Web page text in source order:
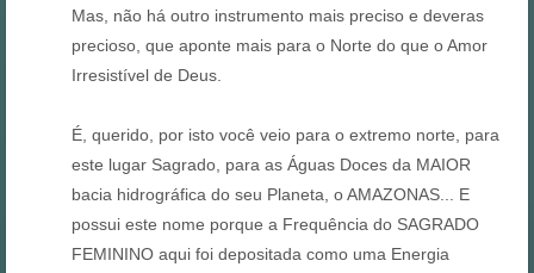
Mas, não há outro instrumento mais preciso e deveras
precioso, que aponte mais para o Norte do que o Amor
Irresistível de Deus.
É, querido, por isto você veio para o extremo norte, para
este lugar Sagrado, para as Águas Doces da MAIOR
bacia hidrográfica do seu Planeta, o AMAZONAS... E
possui este nome porque a Frequência do SAGRADO
FEMININO aqui foi depositada como uma Energia